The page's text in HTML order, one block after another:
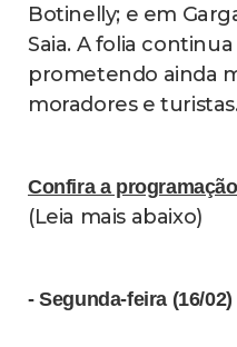
Botinelly; e em
Saia. A folia
prometendo ainda
moradores e
Confira a
(Leia mais abaixo)
- Segunda-feira (16/02)